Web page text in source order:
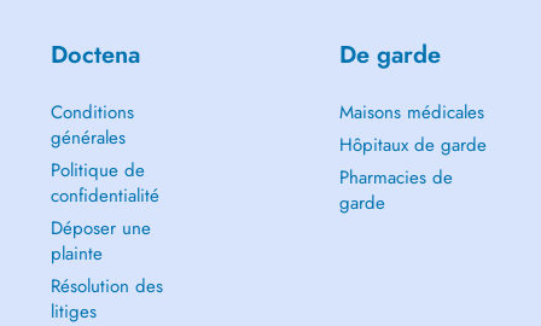
Doctena
Conditions
générales
Politique de
confidentialité
Déposer une
plainte
Résolution des
litiges
De garde
Maisons médicales
Hôpitaux de garde
Pharmacies de
garde